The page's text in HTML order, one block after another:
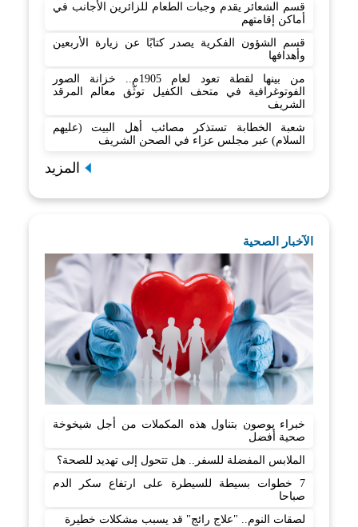
قسم الشعائر يقدم وجبات الطعام للزائرين الأجانب في
أماكن إقامتهم
قسم الشؤون الفكرية يصدر كتابًا عن زيارة الأربعين
وأهدافها
من بينها لقطة تعود لعام 1905م.. خزانة الصور
الفوتوغرافية في متحف الكفيل توثّق معالم المرقد
الشريف
شعبة الخطابة تستذكر مصائب أهل البيت (عليهم
السلام) عبر مجلس عزاء في الصحن الشريف
المزيد
الآخبار الصحية
خبراء يوصون بتناول هذه المكملات من أجل شيخوخة
صحية أفضل
الملابس المفضلة للسفر.. هل تتحول إلى تهديد للصحة؟
7 خطوات بسيطة للسيطرة على ارتفاع سكر الدم
صباحا
لصقات النوم.. "علاج رائج" قد يسبب مشكلات خطيرة